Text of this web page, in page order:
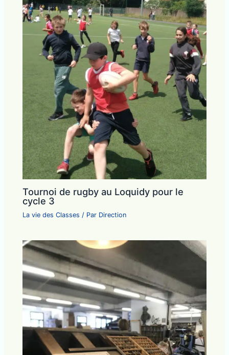
Tournoi de rugby au Loquidy pour le
cycle 3
La vie des Classes / Par Direction